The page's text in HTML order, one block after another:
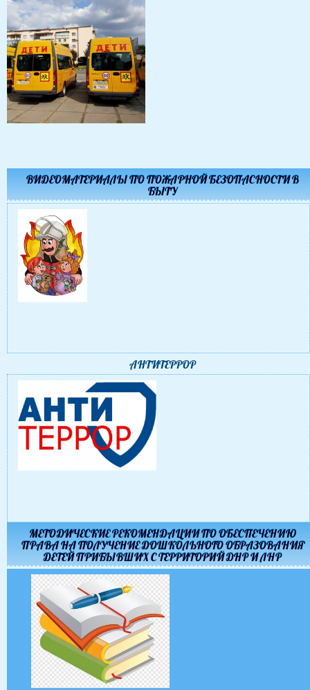
ВИДЕОМАТЕРИАЛЫ ПО ПОЖАРНОЙ БЕЗОПАСНОСТИ В
БЫТУ
АНТИТЕРРОР
МЕТОДИЧЕСКИЕ РЕКОМЕНДАЦИИ ПО ОБЕСПЕЧЕНИЮ
ПРАВА НА ПОЛУЧЕНИЕ ДОШКОЛЬНОГО ОБРАЗОВАНИЯ
ДЕТЕЙ ПРИБЫВШИХ С ТЕРРИТОРИЙ ДНР И ЛНР